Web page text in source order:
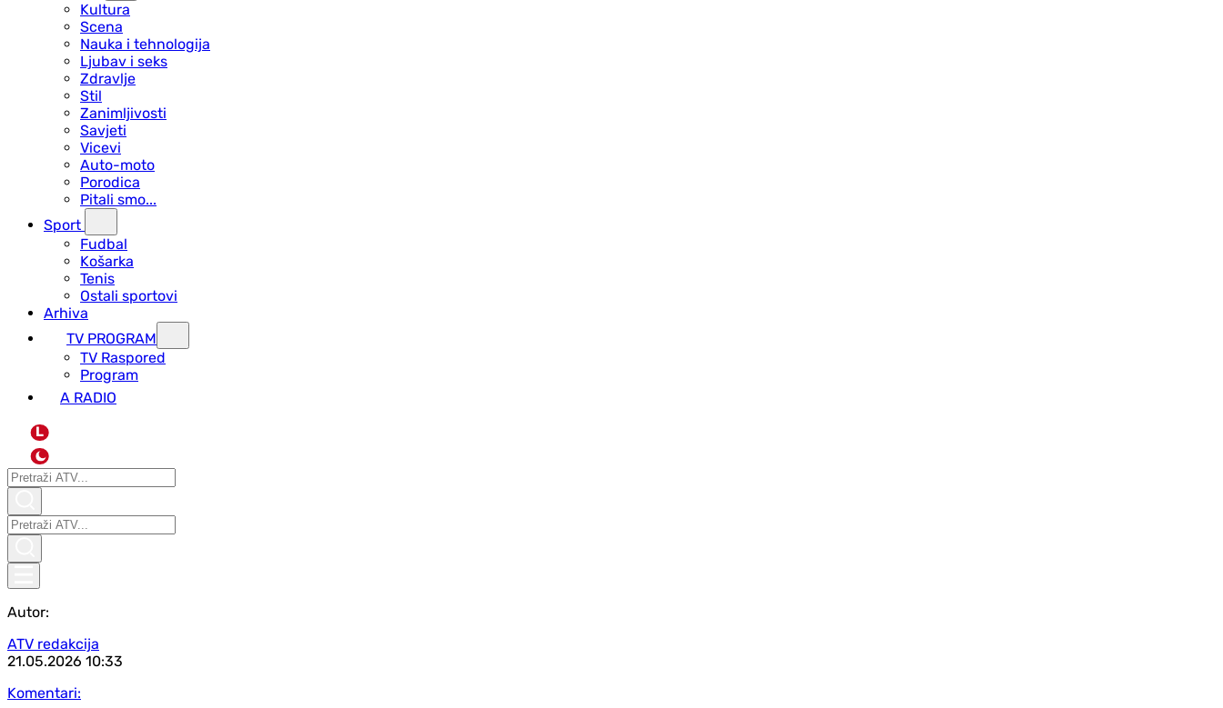
Kultura
Scena
Nauka i tehnologija
Ljubav i seks
Zdravlje
Stil
Zanimljivosti
Savjeti
Vicevi
Auto-moto
Porodica
Pitali smo...
Sport
Fudbal
Košarka
Tenis
Ostali sportovi
Arhiva
TV PROGRAM
ТV Raspored
Program
A RADIO
L
Autor:
ATV redakcija
21.05.2026 10:33
Komentari: